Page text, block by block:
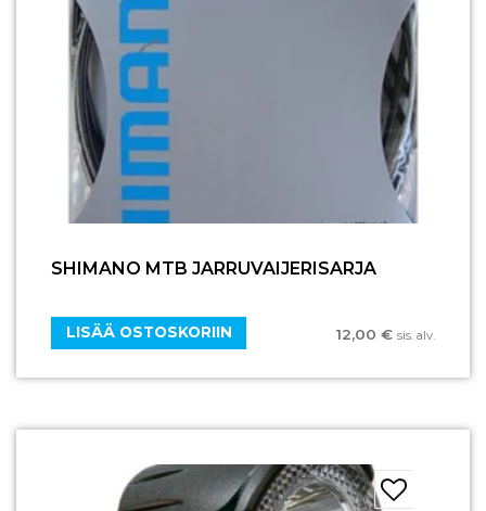
SHIMANO MTB JARRUVAIJERISARJA
12,00 € sis. alv.
LISÄÄ OSTOSKORIIN